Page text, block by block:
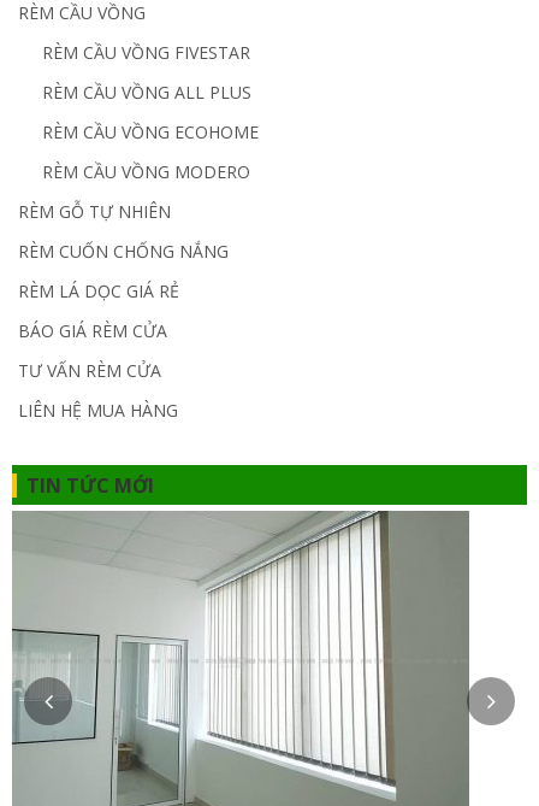
RÈM CẦU VỒNG
RÈM CẦU VỒNG FIVESTAR
RÈM CẦU VỒNG ALL PLUS
RÈM CẦU VỒNG ECOHOME
RÈM CẦU VỒNG MODERO
RÈM GỖ TỰ NHIÊN
RÈM CUỐN CHỐNG NẮNG
RÈM LÁ DỌC GIÁ RẺ
BÁO GIÁ RÈM CỬA
TƯ VẤN RÈM CỬA
LIÊN HỆ MUA HÀNG
TIN TỨC MỚI